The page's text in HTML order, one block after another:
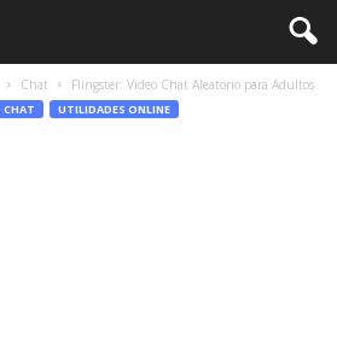
Chat Flingster: Video Chat Aleatorio para Adultos
CHAT UTILIDADES ONLINE